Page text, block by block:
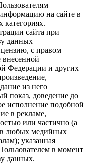
на сайте в
категориях.
сайта при
данных
с правом
внесенной
Федерации и других
из него
показ, доведение до
исполнение подобной
в рекламе,
или частично (а
в любых медийных
указанная
в момент
данных.